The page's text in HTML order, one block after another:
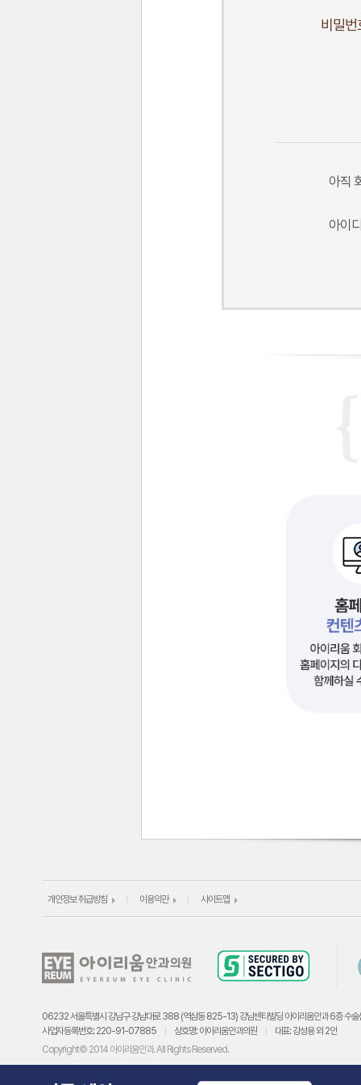
비밀번
아직
아이
개인정보 취급방침 이용약관 사이트맵
06232 서울특별시 강남구 강남대로 388 (역삼동 825-13) 강남센타빌딩 아이리움안과 6층 수술
사업자등록번호: 220-91-07885
상호명: 아이리움안과의원
대표: 강성용 외 2인
Copyright© 2014 아이리움안과. All Rights Reserved.